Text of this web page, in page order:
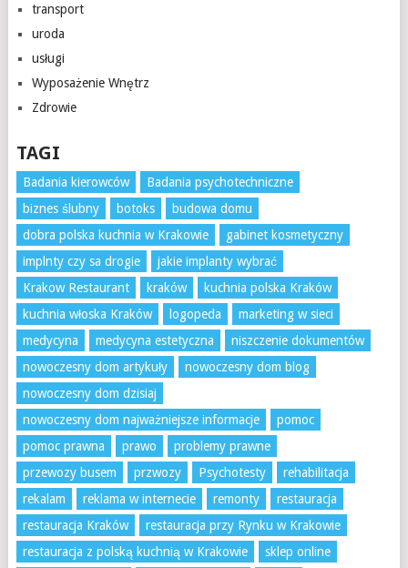
transport
uroda
usługi
Wyposażenie Wnętrz
Zdrowie
TAGI
Badania kierowców
Badania psychotechniczne
biznes ślubny
botoks
budowa domu
dobra polska kuchnia w Krakowie
gabinet kosmetyczny
implnty czy sa drogie
jakie implanty wybrać
Krakow Restaurant
kraków
kuchnia polska Kraków
kuchnia włoska Kraków
logopeda
marketing w sieci
medycyna
medycyna estetyczna
niszczenie dokumentów
nowoczesny dom artykuły
nowoczesny dom blog
nowoczesny dom dzisiaj
nowoczesny dom najważniejsze informacje
pomoc
pomoc prawna
prawo
problemy prawne
przewozy busem
przwozy Psychotesty
rehabilitacja
rekalam
reklama w internecie remonty
restauracja
restauracja Kraków
restauracja przy Rynku w Krakowie
restauracja z polską kuchnią w Krakowie
sklep online